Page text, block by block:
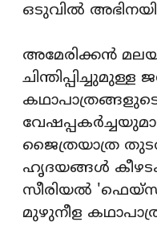
ഒടുവില്‍
അമേരിക്കന്‍
ചിന്തിപ്പിച്ചുമുള്ള
ജൈത്രയാത്ര
ഹൃദയങ്ങള്‍
സീരിയല്‍
മുഴുനീള